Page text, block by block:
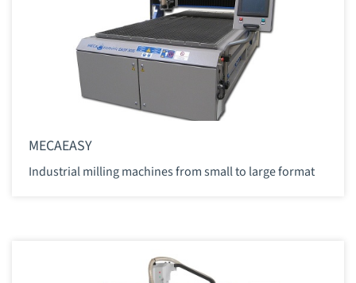
MECAEASY
Industrial milling machines from small to large format